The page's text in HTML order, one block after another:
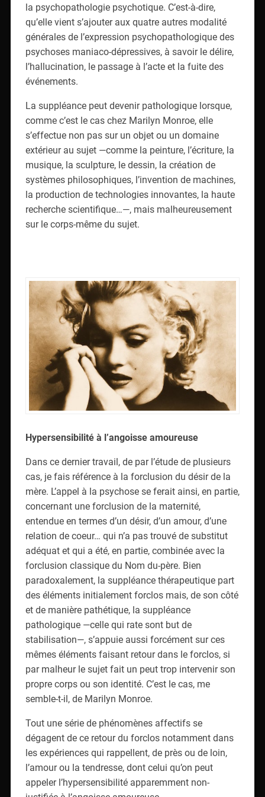
la psychopathologie psychotique. C’est-à-dire,
qu’elle vient s’ajouter aux quatre autres modalité
générales de l’expression psychopathologique des
psychoses maniaco-dépressives, à savoir le délire,
l’hallucination, le passage à l’acte et la fuite des
événements.
La suppléance peut devenir pathologique lorsque,
comme c’est le cas chez Marilyn Monroe, elle
s’effectue non pas sur un objet ou un domaine
extérieur au sujet —comme la peinture, l’écriture, la
musique, la sculpture, le dessin, la création de
systèmes philosophiques, l’invention de machines,
la production de technologies innovantes, la haute
recherche scientifique…—, mais malheureusement
sur le corps-même du sujet.
Hypersensibilité à l’angoisse amoureuse
Dans ce dernier travail, de par l’étude de plusieurs
cas, je fais référence à la forclusion du désir de la
mère. L’appel à la psychose se ferait ainsi, en partie,
concernant une forclusion de la maternité,
entendue en termes d’un désir, d’un amour, d’une
relation de coeur… qui n’a pas trouvé de substitut
adéquat et qui a été, en partie, combinée avec la
forclusion classique du Nom du-père. Bien
paradoxalement, la suppléance thérapeutique part
des éléments initialement forclos mais, de son côté
et de manière pathétique, la suppléance
pathologique —celle qui rate sont but de
stabilisation—, s’appuie aussi forcément sur ces
mêmes éléments faisant retour dans le forclos, si
par malheur le sujet fait un peut trop intervenir son
propre corps ou son identité. C’est le cas, me
semble-t-il, de Marilyn Monroe.
Tout une série de phénomènes affectifs se
dégagent de ce retour du forclos notamment dans
les expériences qui rappellent, de près ou de loin,
l’amour ou la tendresse, dont celui qu’on peut
appeler l’hypersensibilité apparemment non-